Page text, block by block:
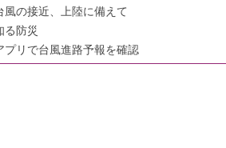
風の接近、上陸に備えて
る防災
プリで台風進路予報を確認